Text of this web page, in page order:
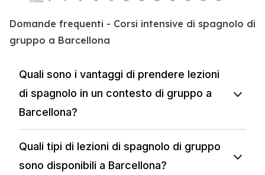
Domande frequenti - Corsi intensive di spagnolo di
gruppo a Barcellona
Quali sono i vantaggi di prendere lezioni
di spagnolo in un contesto di gruppo a
Barcellona?
Quali tipi di lezioni di spagnolo di gruppo
sono disponibili a Barcellona?